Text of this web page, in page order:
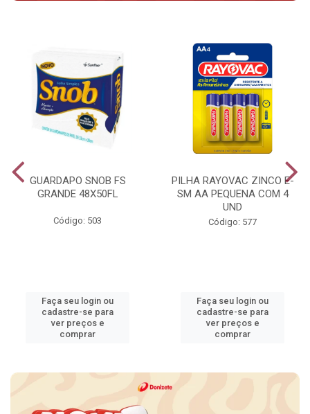
GUARDAPO SNOB FS
GRANDE 48X50FL
Código: 503
Faça seu login ou
cadastre-se para
ver preços e
comprar
PILHA RAYOVAC ZINCO E-
SM AA PEQUENA COM 4
UND
Código: 577
Faça seu login ou
cadastre-se para
ver preços e
comprar